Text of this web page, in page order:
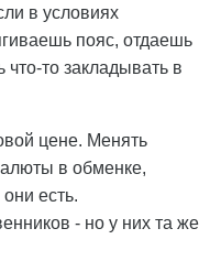
в условиях
пояс, отдаешь
то закладывать в
цене. Менять
в обменке,
есть.
- но у них та же